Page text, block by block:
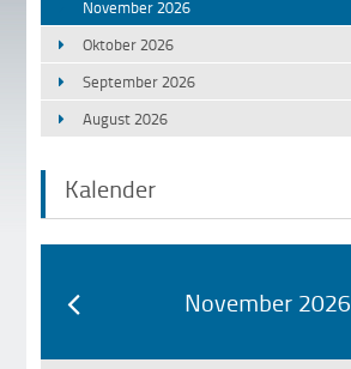
November 2026
Oktober 2026
September 2026
August 2026
Kalender
November 2026